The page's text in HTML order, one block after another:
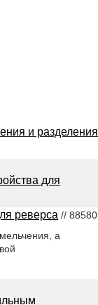
и разделения
для
реверса // 88580
а